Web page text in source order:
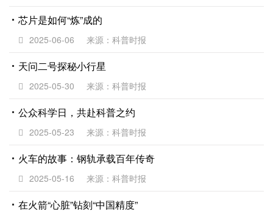
芯片是如何“炼”成的
2025-06-06 来源：科普时报
天问二号探秘小行星
2025-05-30 来源：科普时报
公众科学日，共赴科普之约
2025-05-23 来源：科普时报
火车的故事：钢轨承载百年传奇
2025-05-16 来源：科普时报
在火箭“心脏”钻刻“中国精度”